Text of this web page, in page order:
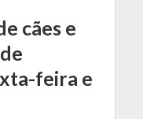
cães e
feira e